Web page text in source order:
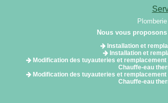
Nous vous
Installation et
Installation et
Modification des tuyauteries et remplacement
Chauffe-eau
Modification des tuyauteries et remplacement
Chauffe-eau